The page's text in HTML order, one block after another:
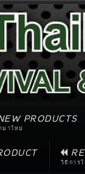
PRODUCTS
มาใหม่
วิธีการ